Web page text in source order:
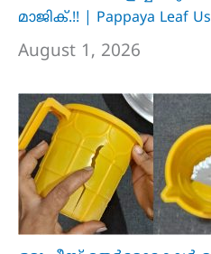
മാജിക്.!! | Pappaya Leaf
August 1, 2026